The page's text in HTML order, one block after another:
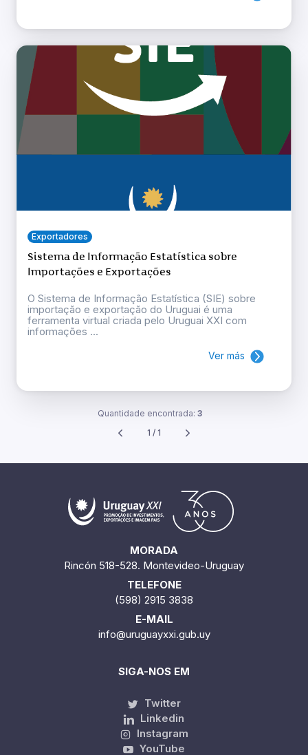
Exportadores
Sistema de Informação Estatística sobre
Importações e Exportações
O Sistema de Informação Estatística (SIE) sobre
importação e exportação do Uruguai é uma
ferramenta virtual criada pelo Uruguai XXI com
informações ...
Ver más
Quantidade encontrada: 3
1 / 1
MORADA
Rincón 518-528. Montevideo-Uruguay
TELEFONE
(598) 2915 3838
E-MAIL
info@uruguayxxi.gub.uy
SIGA-NOS EM
Twitter
Linkedin
Instagram
YouTube